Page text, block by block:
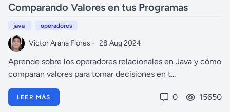
Comparando Valores en tus Programas
java operadores
Victor Arana Flores - 28 Aug 2024
Aprende sobre los operadores relacionales en Java y cómo
comparan valores para tomar decisiones en t...
LEER MÁS 0 15650